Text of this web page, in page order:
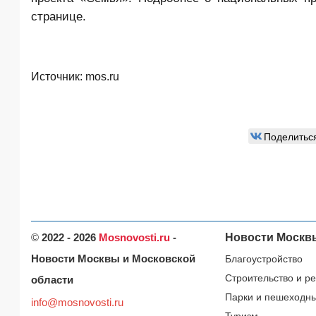
странице.
Источник: mos.ru
© 2022 - 2026 Mosnovosti.ru -
Новости Москвы и Московской
области
info@mosnovosti.ru
Новости
Благоустройство
Строительство и
Парки и